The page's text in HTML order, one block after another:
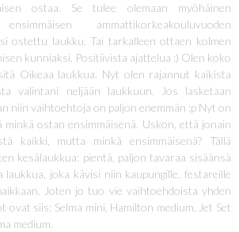
ostaa. Se tulee olemaan myöhäinen
ammattikorkeakouluvuoden
ostettu laukku. Tai tarkalleen ottaen kolmen
kunniaksi. Positiivista ajattelua :) Olen koko
Oikeaa laukkua. Nyt olen rajannut kaikista
valintani neljään laukkuun. Jos lasketaan
niin vaihtoehtoja on paljon enemmän :p Nyt on
minkä ostan ensimmäisenä. Uskon, että jonain
kaikki, mutta minkä ensimmäisenä? Tällä
kesälaukkua: pientä, paljon tavaraa sisäänsä
laukkua, joka kävisi niin kaupungille, festareille
Joten jo tuo vie vaihtoehdoista yhden
ovat siis: Selma mini, Hamilton medium, Jet Set
medium.